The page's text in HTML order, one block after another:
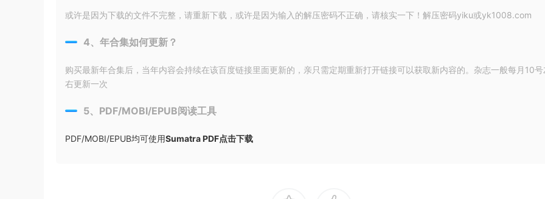
或许是因为下载的文件不完整，请重新下载，或许是因为输入的解压密码不正确，请核实一下！解压密码yiku或yk1008.com
4、年合集如何更新？
购买最新年合集后，当年内容会持续在该百度链接里面更新的，亲只需定期重新打开链接可以获取新内容的。杂志一般每月10号
右更新一次
5、PDF/MOBI/EPUB阅读工具
PDF/MOBI/EPUB均可使用Sumatra PDF点击下载